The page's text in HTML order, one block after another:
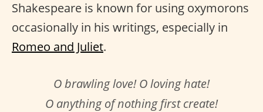
Shakespeare is known for using oxymorons
occasionally in his writings, especially in
Romeo and Juliet.
O brawling love! O loving hate!
O anything of nothing first create!